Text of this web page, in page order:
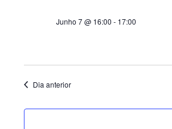
Junho 7 @ 16:00 - 17:00
Dia anterior